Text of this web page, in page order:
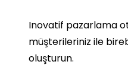
Inovatif pazarlama
müşterileriniz ile
oluşturun.